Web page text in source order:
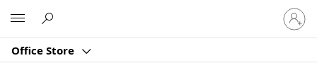
Office Store
Logg
på
kontoen